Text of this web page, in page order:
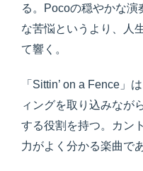
る。Pocoの穏やかな演
な苦悩というより、人
て響く。
「Sittin’ on a Fence」
ィングを取り込みなが
する役割を持つ。カン
力がよく分かる楽曲で